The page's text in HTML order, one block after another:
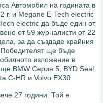
Автомобил на годината в
г. и Megane E-Tech electric
electric да бъде един от
от 59 журналисти от 22
за да създаде крайния
ще бъде
изложение в
BMW Серия 5, BYD Seal,
C-HR и Volvo EX30.
27 години. Той е